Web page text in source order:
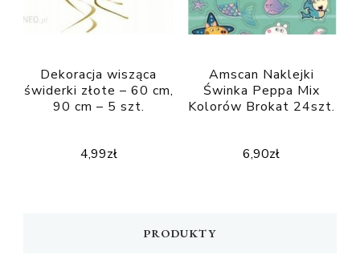
Dekoracja wisząca
świderki złote – 60 cm,
90 cm – 5 szt.
4,99zł
Amscan Naklejki
Świnka Peppa Mix
Kolorów Brokat 24szt.
6,90zł
PRODUKTY